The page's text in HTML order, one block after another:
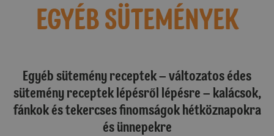
EGYÉB SÜTEMÉNYEK
Egyéb sütemény receptek – változatos édes
sütemény receptek lépésről lépésre – kalácsok,
fánkok és tekercses finomságok hétköznapokra
és ünnepekre